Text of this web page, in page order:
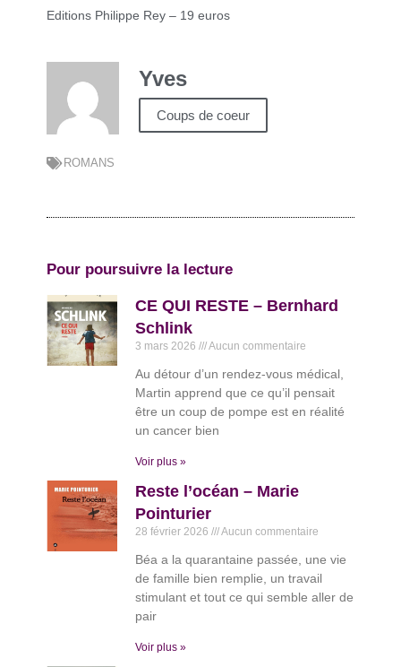
Editions Philippe Rey – 19 euros
Yves
Coups de coeur
ROMANS
Pour poursuivre la lecture
CE QUI RESTE – Bernhard
Schlink
3 mars 2026 Aucun commentaire
Au détour d’un rendez-vous médical,
Martin apprend que ce qu’il pensait
être un coup de pompe est en réalité
un cancer bien
Voir plus »
Reste l’océan – Marie
Pointurier
28 février 2026 Aucun commentaire
Béa a la quarantaine passée, une vie
de famille bien remplie, un travail
stimulant et tout ce qui semble aller de
pair
Voir plus »